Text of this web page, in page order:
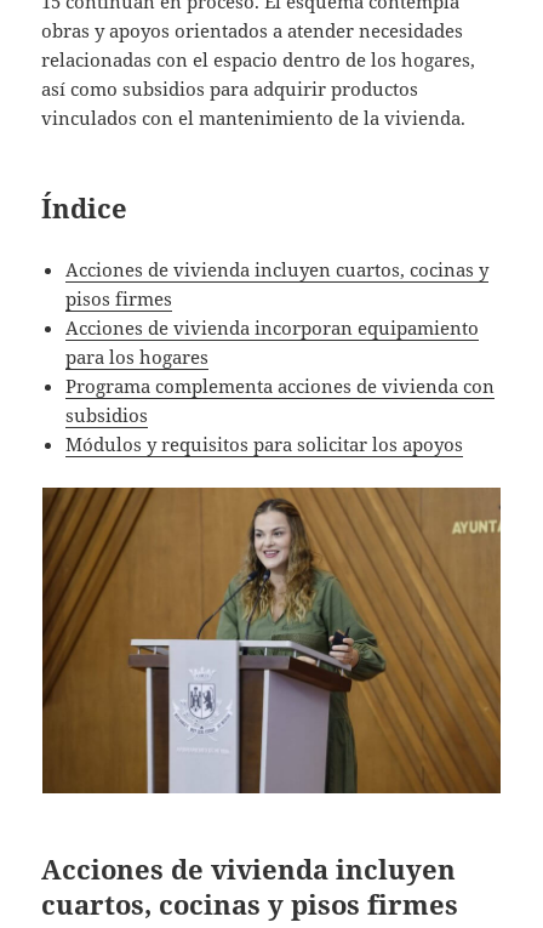
obras y apoyos orientados a atender necesidades
relacionadas con el espacio dentro de los hogares,
así como subsidios para adquirir productos
vinculados con el mantenimiento de la vivienda.
Índice
Acciones de vivienda incluyen cuartos, cocinas y
pisos firmes
Acciones de vivienda incorporan equipamiento
para los hogares
Programa complementa acciones de vivienda con
subsidios
Módulos y requisitos para solicitar los apoyos
Acciones de vivienda incluyen
cuartos, cocinas y pisos firmes